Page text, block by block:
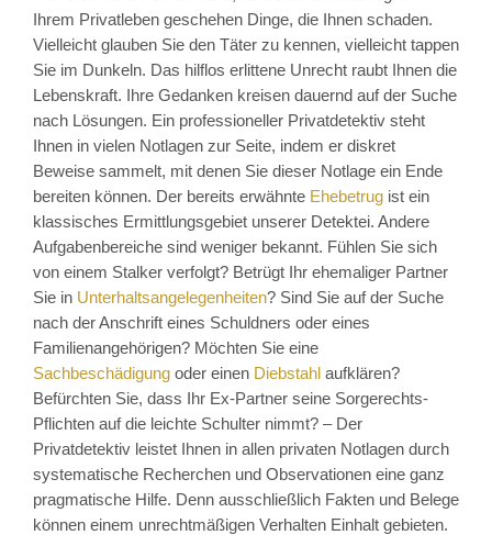
Ihrem Privatleben geschehen Dinge, die Ihnen schaden.
Vielleicht glauben Sie den Täter zu kennen, vielleicht tappen
Sie im Dunkeln. Das hilflos erlittene Unrecht raubt Ihnen die
Lebenskraft. Ihre Gedanken kreisen dauernd auf der Suche
nach Lösungen. Ein professioneller Privatdetektiv steht
Ihnen in vielen Notlagen zur Seite, indem er diskret
Beweise sammelt, mit denen Sie dieser Notlage ein Ende
bereiten können. Der bereits erwähnte Ehebetrug ist ein
klassisches Ermittlungsgebiet unserer Detektei. Andere
Aufgabenbereiche sind weniger bekannt. Fühlen Sie sich
von einem Stalker verfolgt? Betrügt Ihr ehemaliger Partner
Sie in Unterhaltsangelegenheiten? Sind Sie auf der Suche
nach der Anschrift eines Schuldners oder eines
Familienangehörigen? Möchten Sie eine
Sachbeschädigung oder einen Diebstahl aufklären?
Befürchten Sie, dass Ihr Ex-Partner seine Sorgerechts-
Pflichten auf die leichte Schulter nimmt? – Der
Privatdetektiv leistet Ihnen in allen privaten Notlagen durch
systematische Recherchen und Observationen eine ganz
pragmatische Hilfe. Denn ausschließlich Fakten und Belege
können einem unrechtmäßigen Verhalten Einhalt gebieten.